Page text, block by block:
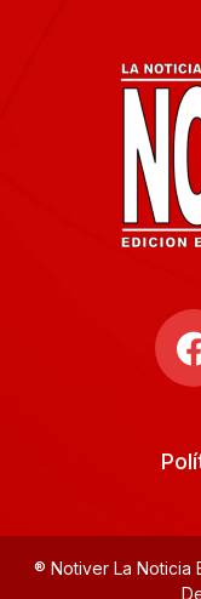
® Notiver La Noticia